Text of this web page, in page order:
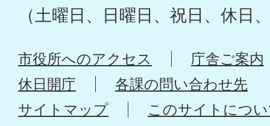
（土曜日、日曜日、祝日、休日
市役所へのアクセス
庁舎ご案内
休日開庁
各課の問い合わせ先
サイトマップ
このサイトにつ